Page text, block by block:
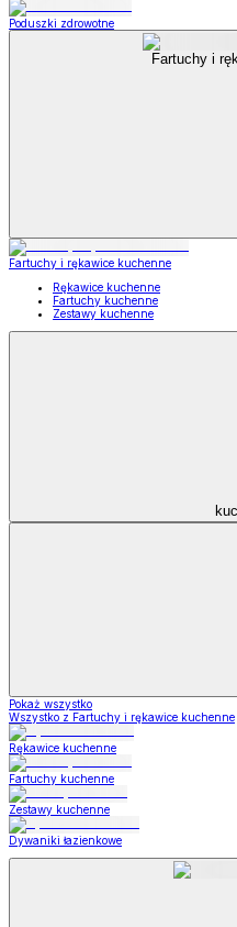
Poduszki zdrowotne
Fartuchy i
Fartuchy i rękawice kuchenne
Rękawice kuchenne
Fartuchy kuchenne
Zestawy kuchenne
Pokaż wszystko
Wszystko z Fartuchy i rękawice kuchenne
Rękawice kuchenne
Fartuchy kuchenne
Zestawy kuchenne
Dywaniki łazienkowe